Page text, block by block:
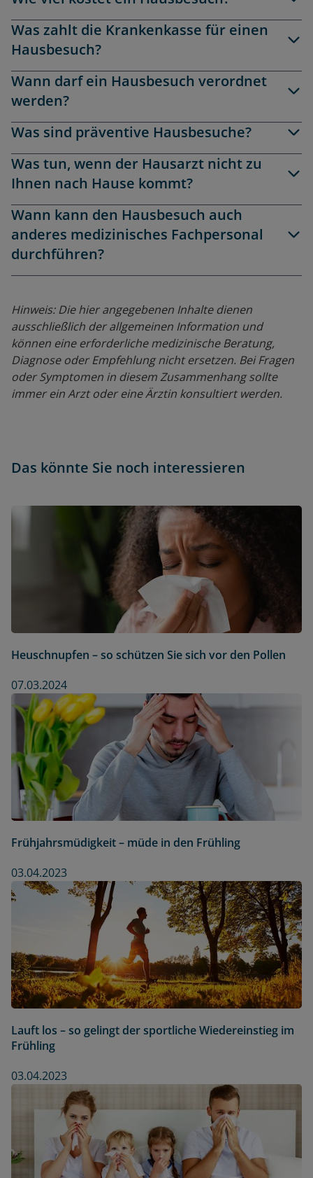
Was zahlt die Krankenkasse für einen
Hausbesuch?
Wann darf ein Hausbesuch verordnet
werden?
Was sind präventive Hausbesuche?
Was tun, wenn der Hausarzt nicht zu
Ihnen nach Hause kommt?
Wann kann den Hausbesuch auch
anderes medizinisches Fachpersonal
durchführen?
Hinweis: Die hier angegebenen Inhalte dienen
ausschließlich der allgemeinen Information und
können eine erforderliche medizinische Beratung,
Diagnose oder Empfehlung nicht ersetzen. Bei Fragen
oder Symptomen in diesem Zusammenhang sollte
immer ein Arzt oder eine Ärztin konsultiert werden.
Das könnte Sie noch interessieren
Heuschnupfen – so schützen Sie sich vor den Pollen
07.03.2024
Frühjahrsmüdigkeit – müde in den Frühling
03.04.2023
Lauft los – so gelingt der sportliche Wiedereinstieg im
Frühling
03.04.2023